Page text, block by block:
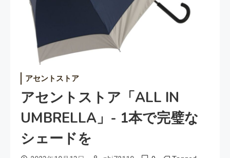
アセントストア
アセントストア「ALL IN
UMBRELLA」- 1本で完璧な
シェードを